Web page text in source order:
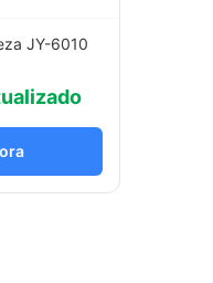
JY-6010